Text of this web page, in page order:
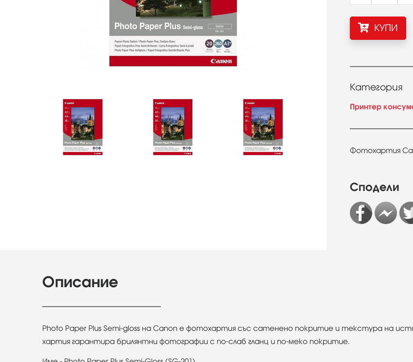
КУПИ
Категория
Принтер
Фотохартия
Сподели
Описание
Photo Paper Plus Semi-gloss на Canon е фотохартия със сатенено покритие и текстура на
хартия гарантира брилянтни фотографии с по-слаб гланц и по-меко покритие.